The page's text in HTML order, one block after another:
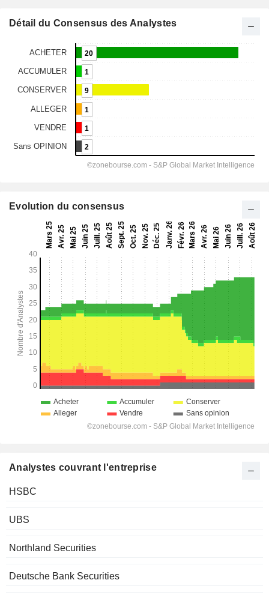
Détail du Consensus des Analystes
Evolution du consensus
Analystes couvrant l'entreprise
HSBC
UBS
Northland Securities
Deutsche Bank Securities